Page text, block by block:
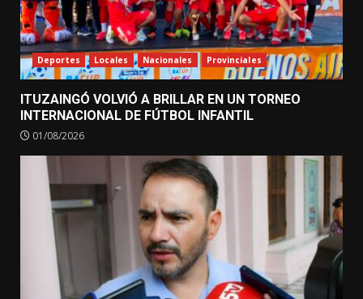
Deportes Locales Nacionales Provinciales
ITUZAINGÓ VOLVIÓ A BRILLAR EN UN TORNEO
INTERNACIONAL DE FÚTBOL INFANTIL
01/08/2026